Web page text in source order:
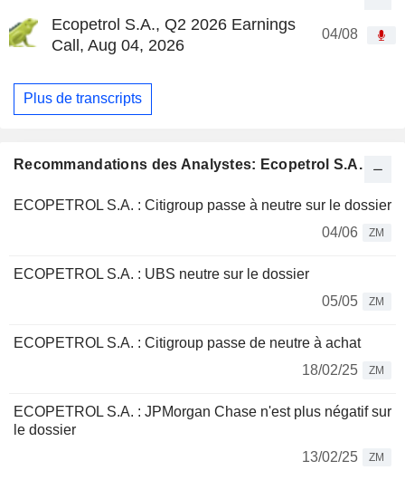
Ecopetrol S.A., Q2 2026 Earnings
Call, Aug 04, 2026
04/08
Plus de transcripts
Recommandations des Analystes: Ecopetrol S.A.
ECOPETROL S.A. : Citigroup passe à neutre sur le dossier
04/06
ZM
ECOPETROL S.A. : UBS neutre sur le dossier
05/05
ZM
ECOPETROL S.A. : Citigroup passe de neutre à achat
18/02/25
ZM
ECOPETROL S.A. : JPMorgan Chase n'est plus négatif sur
le dossier
13/02/25
ZM